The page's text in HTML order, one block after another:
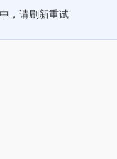
，请刷新重试